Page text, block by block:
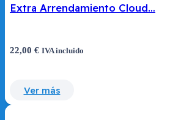
Extra Arrendamiento Cloud…
22,00 € IVA incluido
Ver más